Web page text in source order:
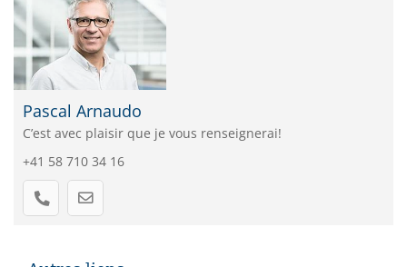
Pascal Arnaudo
C’est avec plaisir que je vous renseignerai!
+41 58 710 34 16